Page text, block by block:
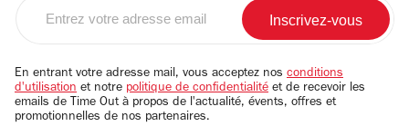
email
En entrant votre adresse mail, vous acceptez nos conditions
d'utilisation et notre politique de confidentialité et de recevoir les
emails de Time Out à propos de l'actualité, évents, offres et
promotionnelles de nos partenaires.